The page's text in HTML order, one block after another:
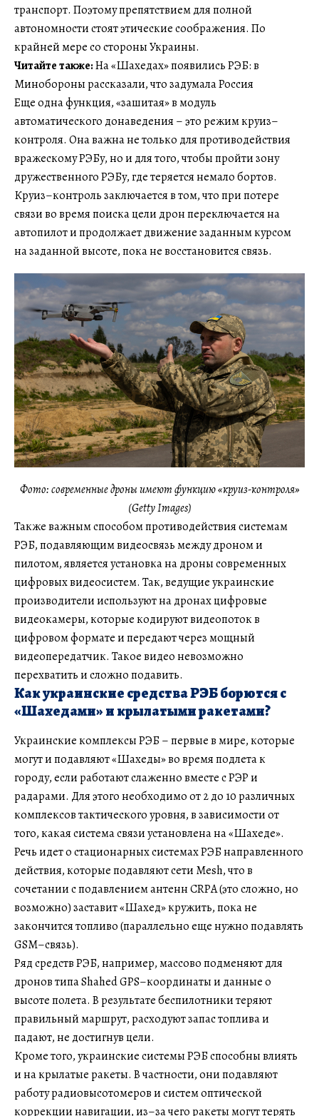
транспорт. Поэтому препятствием для полной
автономности стоят этические соображения. По
крайней мере со стороны Украины.
Читайте также:На «Шахедах» появились РЭБ: в
Минобороны рассказали, что задумала Россия
Еще одна функция, «зашитая» в модуль
автоматического донаведения – это режим круиз–
контроля. Она важна не только для противодействия
вражескому РЭБу, но и для того, чтобы пройти зону
дружественного РЭБу, где теряется немало бортов.
Круиз–контроль заключается в том, что при потере
связи во время поиска цели дрон переключается на
автопилот и продолжает движение заданным курсом
на заданной высоте, пока не восстановится связь.
Фото: современные дроны имеют функцию «круиз-контроля»
(Getty Images)
Также важным способом противодействия системам
РЭБ, подавляющим видеосвязь между дроном и
пилотом, является установка на дроны современных
цифровых видеосистем. Так, ведущие украинские
производители используют на дронах цифровые
видеокамеры, которые кодируют видеопоток в
цифровом формате и передают через мощный
видеопередатчик. Такое видео невозможно
перехватить и сложно подавить.
Как украинские средства РЭБ борются с
«Шахедами» и крылатыми ракетами?
Украинские комплексы РЭБ – первые в мире, которые
могут и подавляют «Шахеды» во время подлета к
городу, если работают слаженно вместе с РЭР и
радарами. Для этого необходимо от 2 до 10 различных
комплексов тактического уровня, в зависимости от
того, какая система связи установлена на «Шахеде».
Речь идет о стационарных системах РЭБ направленного
действия, которые подавляют сети Mesh, что в
сочетании с подавлением антенн CRPA (это сложно, но
возможно) заставит «Шахед» кружить, пока не
закончится топливо (параллельно еще нужно подавлять
GSM–связь).
Ряд средств РЭБ, например, массово подменяют для
дронов типа Shahed GPS–координаты и данные о
высоте полета. В результате беспилотники теряют
правильный маршрут, расходуют запас топлива и
падают, не достигнув цели.
Кроме того, украинские системы РЭБ способны влиять
и на крылатые ракеты. В частности, они подавляют
работу радиовысотомеров и систем оптической
коррекции навигации, из–за чего ракеты могут терять